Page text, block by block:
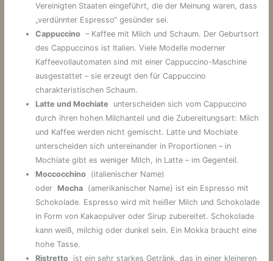
Vereinigten Staaten eingeführt, die der Meinung waren, dass
„verdünnter Espresso“ gesünder sei.
Cappuccino– Kaffee mit Milch und Schaum. Der Geburtsort
des Cappuccinos ist Italien. Viele Modelle moderner
Kaffeevollautomaten sind mit einer Cappuccino-Maschine
ausgestattet – sie erzeugt den für Cappuccino
charakteristischen Schaum.
Latte und Mochiate unterscheiden sich vom Cappuccino
durch ihren hohen Milchanteil und die Zubereitungsart: Milch
und Kaffee werden nicht gemischt. Latte und Mochiate
unterscheiden sich untereinander in Proportionen – in
Mochiate gibt es weniger Milch, in Latte – im Gegenteil.
Moccocchino(italienischer Name)
oder Mocha(amerikanischer Name) ist ein Espresso mit
Schokolade. Espresso wird mit heißer Milch und Schokolade
in Form von Kakaopulver oder Sirup zubereitet. Schokolade
kann weiß, milchig oder dunkel sein. Ein Mokka braucht eine
hohe Tasse.
Ristrettoist ein sehr starkes Getränk, das in einer kleineren